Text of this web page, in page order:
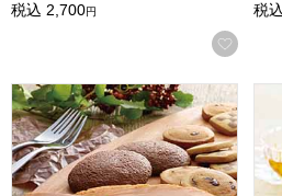
税込 2,700円
お気
税込
スイーツセット【年間ギフト】 東